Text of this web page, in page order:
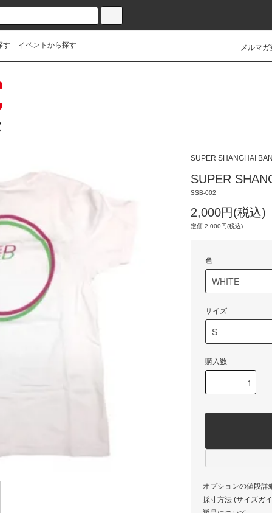
す イベントから探す メルマ
SUPER SHANGHAI
SUPER
SSB-002
2,000円(税込)
定価 2,000円(税込)
色
サイズ
購入数
オプションの値段詳
採寸方法 (サイズガ